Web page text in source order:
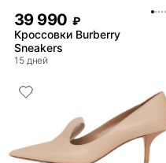
39 990 ₽
Кроссовки Burberry
Sneakers
15 дней